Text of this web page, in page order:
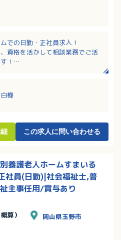
での日勤・正社員求人！
資格を活かして相談業務でご活
！
205,000円～273,000円！該当者
！
樺
この求人に問い合わせる
養護老人ホームすまいる
社員(日勤)|社会福祉士,普
主事任用/賞与あり
算） 岡山県玉野市